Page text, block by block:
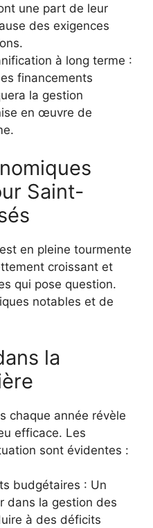
une part de leur
des exigences
à long terme :
financements
la gestion
en œuvre de
Saint-
en pleine tourmente
croissant et
qui pose question.
notables et de
la
chaque année révèle
efficace. Les
sont évidentes :
budgétaires : Un
dans la gestion des
à des déficits